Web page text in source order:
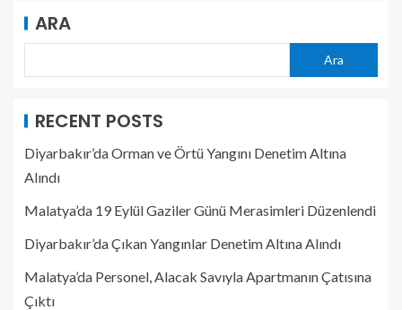
ARA
Ara
RECENT POSTS
Diyarbakır’da Orman ve Örtü Yangını Denetim Altına
Alındı
Malatya’da 19 Eylül Gaziler Günü Merasimleri Düzenlendi
Diyarbakır’da Çıkan Yangınlar Denetim Altına Alındı
Malatya’da Personel, Alacak Savıyla Apartmanın Çatısına
Çıktı